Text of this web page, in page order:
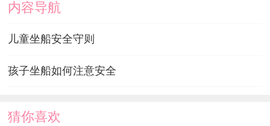
内容导航
儿童坐船安全守则
孩子坐船如何注意安全
猜你喜欢